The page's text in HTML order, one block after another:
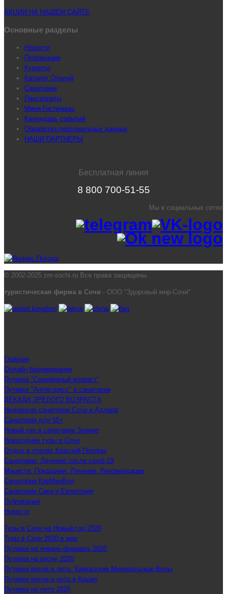
АКЦИИ НА НАШЕМ САЙТЕ
Основные разделы
Новости
Публикации
Курорты
Каталог Отелей
Санатории
Пансионаты
Мини-Гостиницы
Календарь событий
Обработка персональных данных
НАШИ ПАРТНЕРЫ
Бесплатная линия
8 800 700-51-55
Мы в социальных сетях
© 2002-2025 zm-sochi.ru Все права защищены.
туристическая фирма в Сочи - ООО "Здоровый мир-Сочи"
Главная
Онлайн бронирование
Путевки "Серебряный возраст"
Путевки "Антистресс" в санатории
ДЕКАДА ЗРЕЛОГО ВОЗРАСТА
Недорогие санатории Сочи и Адлера
Санатории для 55+
Новый год в санатории Знание
Новогодние туры в Сочи
Отдых в отелях Красной Поляны
Санатории: Лечение после covid-19
Мацеста: Показания. Лечение. Рекомендации
Санатории КавМинВод
Санатории Саки и Евпатория
Публикации
Новости
Туры в Сочи на Новый год 2020
Туры в Сочи 2020 в мае
Путевки на январь-февраль 2020
Путевки на весну 2020
Путевки весна и лето. Кавказские Минеральные Воды
Путевки весна и лето в Крыму
Путевки на лето 2020